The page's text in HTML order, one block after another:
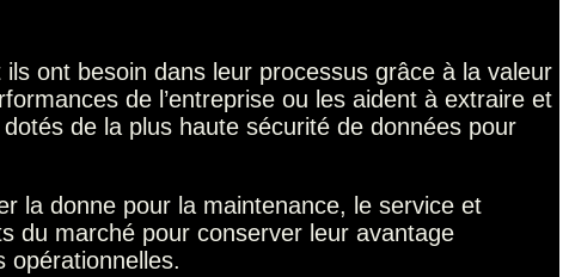
ont besoin dans leur processus grâce à la valeur
de l’entreprise ou les aident à extraire et
de la plus haute sécurité de données pour
la donne pour la maintenance, le service et
du marché pour conserver leur avantage
opérationnelles.